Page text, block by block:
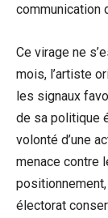
communication
Ce virage ne
mois, l’artiste
les signaux
de sa politique
volonté d’une
menace contre
positionnement,
électorat